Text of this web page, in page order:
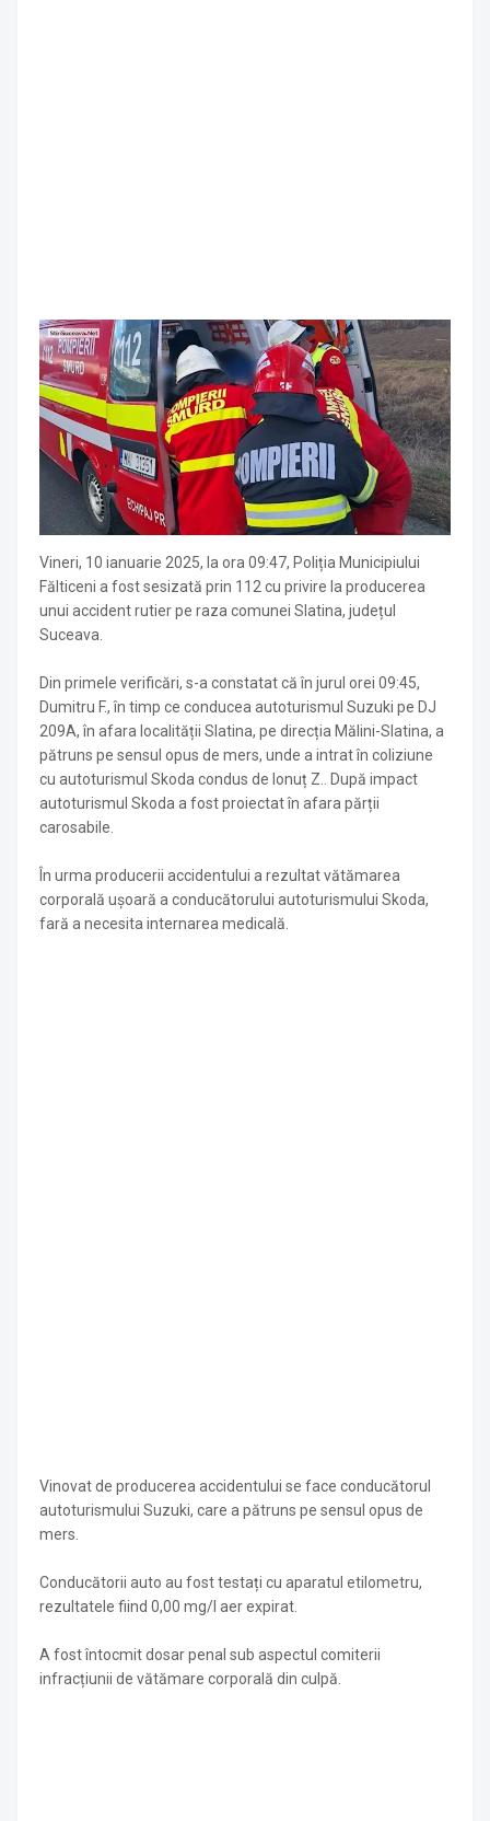
Vineri, 10 ianuarie 2025, la ora 09:47, Poliția Municipiului
Fălticeni a fost sesizată prin 112 cu privire la producerea
unui accident rutier pe raza comunei Slatina, județul
Suceava.
Din primele verificări, s-a constatat că în jurul orei 09:45,
Dumitru F., în timp ce conducea autoturismul Suzuki pe DJ
209A, în afara localității Slatina, pe direcția Mălini-Slatina, a
pătruns pe sensul opus de mers, unde a intrat în coliziune
cu autoturismul Skoda condus de Ionuț Z.. După impact
autoturismul Skoda a fost proiectat în afara părții
carosabile.
În urma producerii accidentului a rezultat vătămarea
corporală ușoară a conducătorului autoturismului Skoda,
fară a necesita internarea medicală.
Vinovat de producerea accidentului se face conducătorul
autoturismului Suzuki, care a pătruns pe sensul opus de
mers.
Conducătorii auto au fost testați cu aparatul etilometru,
rezultatele fiind 0,00 mg/l aer expirat.
A fost întocmit dosar penal sub aspectul comiterii
infracțiunii de vătămare corporală din culpă.